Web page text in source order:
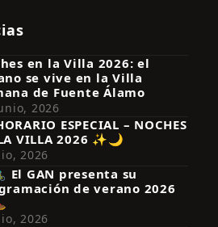
en Instagram
en la Villa 2026: el
se vive en la Villa
de Fuente Álamo
2026
ESPECIAL – NOCHES
VILLA 2026 ✨🌙
2026
El GAN presenta su
de verano 2026
2026